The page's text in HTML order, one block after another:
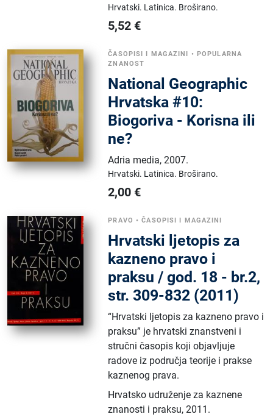
Hrvatski. Latinica. Broširano.
5,52 €
ČASOPISI I MAGAZINI • POPULARNA
ZNANOST
National Geographic
Hrvatska #10:
Biogoriva - Korisna ili
ne?
Adria media,2007.
Hrvatski. Latinica. Broširano.
2,00 €
PRAVO •ČASOPISI I MAGAZINI
Hrvatski ljetopis za
kazneno pravo i
praksu / god. 18 - br.2,
str. 309-832 (2011)
“Hrvatski ljetopis za kazneno pravo i
praksu” je hrvatski znanstveni i
stručni časopis koji objavljuje
radove iz područja teorije i prakse
kaznenog prava.
Hrvatsko udruženje za kaznene
znanosti i praksu,2011.